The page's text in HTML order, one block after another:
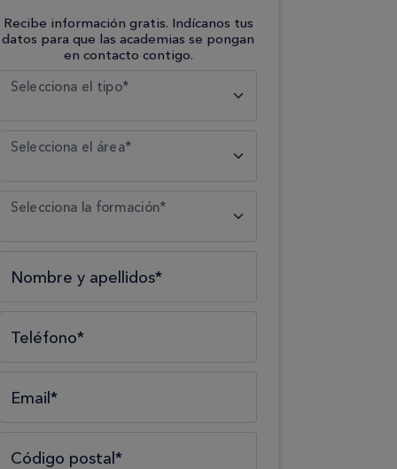
Recibe información gratis. Indícanos tus
datos para que las academias se pongan
en contacto contigo.
Selecciona el tipo*
Selecciona el área*
Selecciona la formación*
Nombre y apellidos*
Teléfono*
Email*
Código postal*